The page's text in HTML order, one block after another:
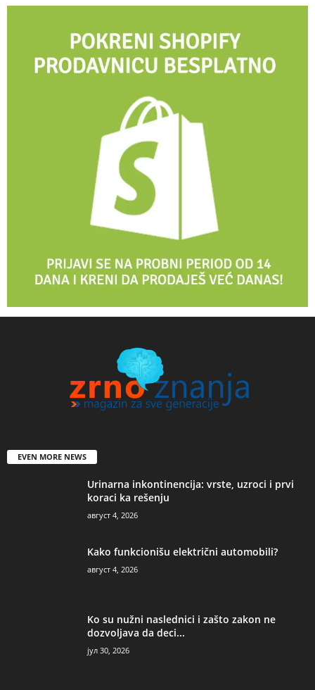
EVEN MORE NEWS
Urinarna inkontinencija: vrste, uzroci i prvi
koraci ka rešenju
август 4, 2026
Kako funkcionišu električni automobili?
август 4, 2026
Ko su nužni naslednici i zašto zakon ne
dozvoljava da deci...
јул 30, 2026